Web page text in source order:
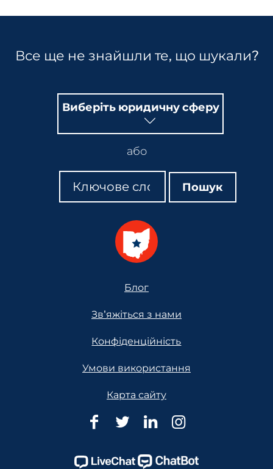
Все ще не знайшли те, що шукали?
Виберіть юридичну сферу
або
Пошук
Пошук Пошук
Блог
Зв'яжіться з нами
Конфіденційність
Умови використання
Карта сайту
Юридична
Огайо
Юридична
Огайо
Юридична
Огайо
Юридична
Огайо